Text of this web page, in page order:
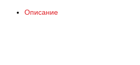
Описание